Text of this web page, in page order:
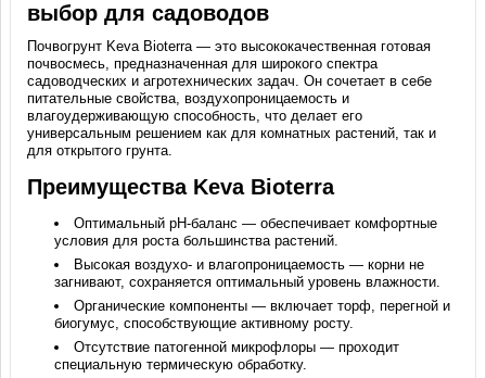
выбор для садоводов
Почвогрунт Keva Bioterra — это высококачественная готовая
почвосмесь, предназначенная для широкого спектра
садоводческих и агротехнических задач. Он сочетает в себе
питательные свойства, воздухопроницаемость и
влагоудерживающую способность, что делает его
универсальным решением как для комнатных растений, так и
для открытого грунта.
Преимущества Keva Bioterra
Оптимальный pH-баланс — обеспечивает комфортные
условия для роста большинства растений.
Высокая воздухо- и влагопроницаемость — корни не
загнивают, сохраняется оптимальный уровень влажности.
Органические компоненты — включает торф, перегной и
биогумус, способствующие активному росту.
Отсутствие патогенной микрофлоры — проходит
специальную термическую обработку.